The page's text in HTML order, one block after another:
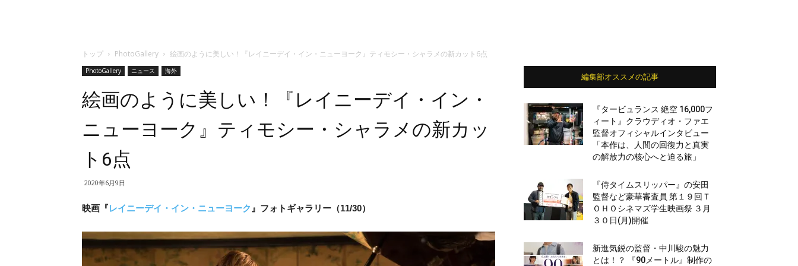
トップ PhotoGallery 絵画のように美しい！『レイニーデイ・イン・ニューヨーク』ティモシー・シャラメの新カット6点
PhotoGallery ニュース 海外
絵画のように美しい！『レイニーデイ・イン・
ニューヨーク』ティモシー・シャラメの新カッ
ト6点
2020年6月9日
映画『レイニーデイ・イン・ニューヨーク 』フォトギャラリー（11/30）
編集部オススメの記事
『タービュランス 絶空 16,000フ
ィート』クラウディオ・ファエ
監督オフィシャルインタビュー
「本作は、人間の回復力と真実
の解放力の核心へと迫る旅」
『侍タイムスリッパー』の安田
監督など豪華審査員 第１９回Ｔ
ＯＨＯシネマズ学生映画祭 ３月
３０日(月)開催
新進気鋭の監督・中川駿の魅力
とは！？ 『90メートル』制作の